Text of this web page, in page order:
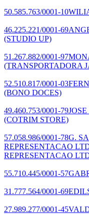
50.585.763/0001-10
46.225.221/0001-69
(STUDIO UP)
51.267.882/0001-97
(TRANSPORTADORA
52.510.817/0001-03
(BONO DOCES)
49.460.753/0001-79
(COTRIM STORE)
57.058.986/0001-78G.
REPRESENTACAO
REPRESENTACAO
55.710.445/0001-57
31.777.564/0001-69
27.989.277/0001-45